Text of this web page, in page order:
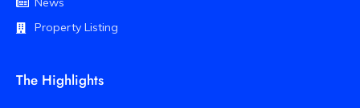
Property Listing
The Highlights